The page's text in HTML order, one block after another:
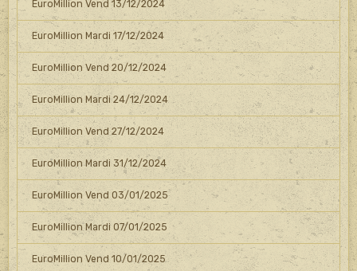
EuroMillion Vend 13/12/2024
EuroMillion Mardi 17/12/2024
EuroMillion Vend 20/12/2024
EuroMillion Mardi 24/12/2024
EuroMillion Vend 27/12/2024
EuroMillion Mardi 31/12/2024
EuroMillion Vend 03/01/2025
EuroMillion Mardi 07/01/2025
EuroMillion Vend 10/01/2025